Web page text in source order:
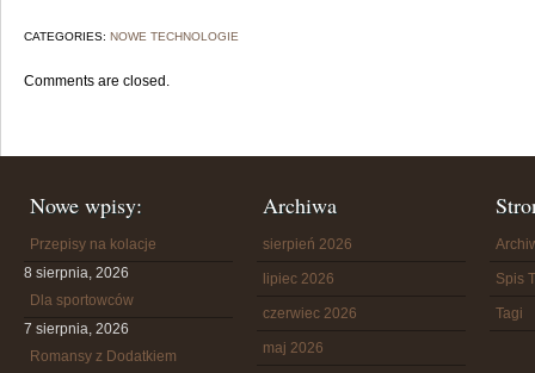
CATEGORIES: NOWE TECHNOLOGIE
Comments are closed.
Nowe wpisy:
Przepisy na kolacje
8 sierpnia, 2026
Dla sportowców
7 sierpnia, 2026
Romansy z Dodatkiem
Archiwa
sierpień 2026
lipiec 2026
czerwiec 2026
maj 2026
Spis
Tagi